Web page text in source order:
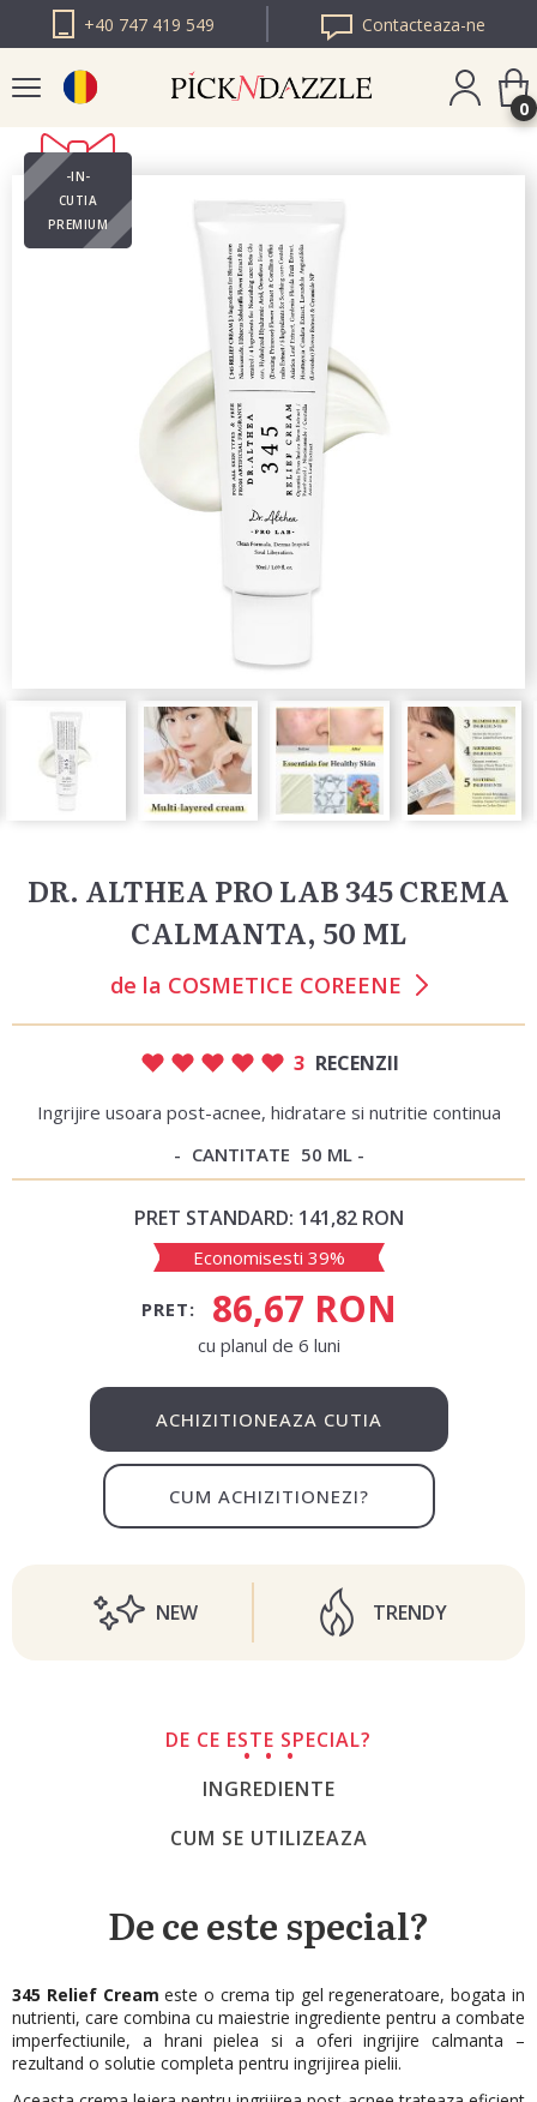
+40 747 419 549 Contacteaza-ne
PICK N DAZZLE
BULGARIA
PICK N DAZZLE
0
-IN-
CUTIA
PREMIUM
DR. ALTHEA PRO LAB 345 CREMA
CALMANTA, 50 ML
de la COSMETICE COREENE
3 RECENZII
Ingrijire usoara post-acnee, hidratare si nutritie continua
CANTITATE 50 ML
PRET STANDARD: 141,82 RON
Economisesti 39%
PRET: 86,67 RON
сu planul de 6 luni
ACHIZITIONEAZA CUTIA
CUM ACHIZITIONEZI?
NEW TRENDY
DE CE ESTE SPECIAL?
INGREDIENTE
CUM SE UTILIZEAZA
De ce este special?
345 Relief Cream este o crema tip gel regeneratoare, bogata in
nutrienti, care combina cu maiestrie ingrediente pentru a combate
imperfectiunile, a hrani pielea si a oferi ingrijire calmanta –
rezultand o solutie completa pentru ingrijirea pielii.